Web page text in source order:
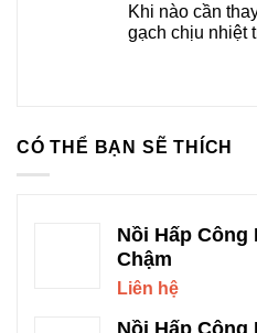
Khi nào cần
gạch chịu nhiệt
CÓ THỂ BẠN SẼ THÍCH
Nồi Hấp Công
Chậm
Liên hệ
Nồi Hấp Công